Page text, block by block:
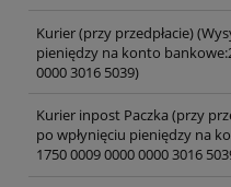
Kurier (przy przedpłacie)
pieniędzy na konto
0000 3016 5039)
Kurier inpost Paczka (przy
po wpłynięciu pieniędzy na
1750 0009 0000 0000 3016